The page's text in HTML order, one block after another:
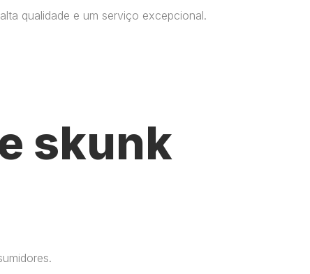
qualidade e um serviço excepcional.
skunk